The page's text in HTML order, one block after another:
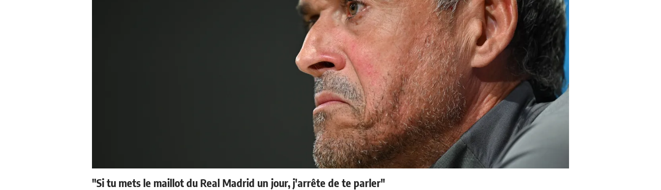
"Si tu mets le maillot du Real Madrid un jour, j'arrête de te parler"